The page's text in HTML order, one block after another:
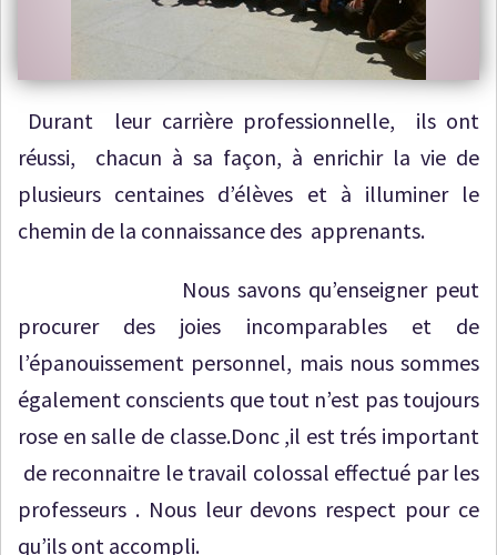
Durant leur carrière professionnelle, ils ont
réussi, chacun à sa façon, à enrichir la vie de
plusieurs centaines d’élèves et à illuminer le
chemin de la connaissance des apprenants.
Nous savons qu’enseigner peut
procurer des joies incomparables et de
l’épanouissement personnel, mais nous sommes
également conscients que tout n’est pas toujours
rose en salle de classe.Donc ,il est trés important
de reconnaitre le travail colossal effectué par les
professeurs . Nous leur devons respect pour ce
qu’ils ont accompli.